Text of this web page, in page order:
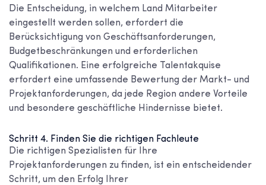
Die Entscheidung, in welchem Land Mitarbeiter
eingestellt werden sollen, erfordert die
Berücksichtigung von Geschäftsanforderungen,
Budgetbeschränkungen und erforderlichen
Qualifikationen. Eine erfolgreiche Talentakquise
erfordert eine umfassende Bewertung der Markt- und
Projektanforderungen, da jede Region andere Vorteile
und besondere geschäftliche Hindernisse bietet.
Schritt 4. Finden Sie die richtigen Fachleute
Die richtigen Spezialisten für Ihre
Projektanforderungen zu finden, ist ein entscheidender
Schritt, um den Erfolg Ihrer